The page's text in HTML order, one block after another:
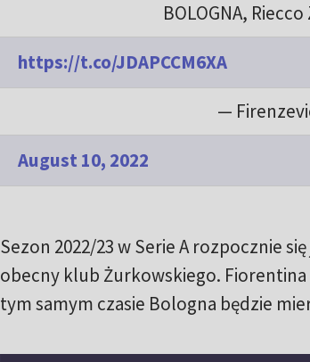
BOLOGNA,
https://t.co/JDAPCCM6XA
—
August 10, 2022
Sezon 2022/23 w Serie A rozpocznie
obecny klub Żurkowskiego.
tym samym czasie Bologna będzie